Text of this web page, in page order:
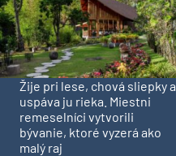
Žije pri lese, chová sliepky a
uspáva ju rieka. Miestni
remeselníci vytvorili
bývanie, ktoré vyzerá ako
malý raj